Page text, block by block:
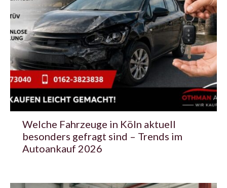
Welche Fahrzeuge in Köln aktuell
besonders gefragt sind – Trends im
Autoankauf 2026